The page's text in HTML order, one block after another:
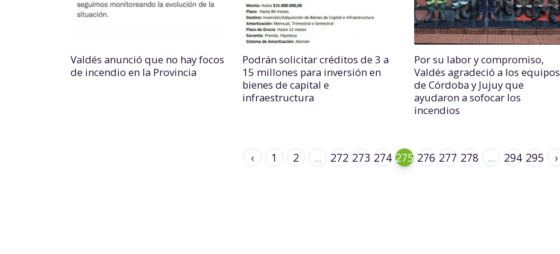
Valdés anunció que no hay focos
de incendio en la Provincia
Podrán solicitar créditos de 3 a
15 millones para inversión en
bienes de capital e
infraestructura
Por su labor y compromiso,
Valdés agradeció a los equipos
de Córdoba y Jujuy que
ayudaron a sofocar los
incendios
‹ 1 2 ... 272 273 274 275 276 277 278 ... 294 295 ›